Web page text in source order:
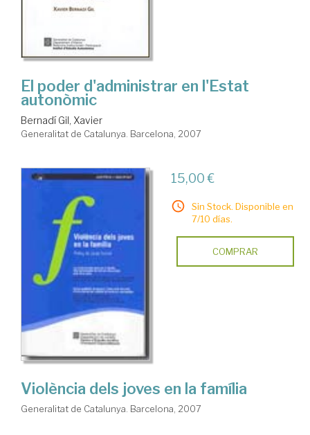
El poder d'administrar en l'Estat
autonòmic
Bernadí Gil, Xavier
Generalitat de Catalunya. Barcelona, 2007
15,00 €
Sin Stock. Disponible en
7/10 días.
COMPRAR
Violència dels joves en la família
Generalitat de Catalunya. Barcelona, 2007